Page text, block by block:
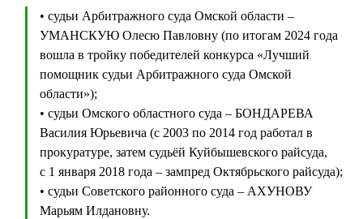
• судьи Арбитражного суда Омской области –
УМАНСКУЮ Олесю Павловну (по итогам 2024 года
вошла в тройку победителей конкурса «Лучший
помощник судьи Арбитражного суда Омской
области»);
• судьи Омского областного суда – БОНДАРЕВА
Василия Юрьевича (с 2003 по 2014 год работал в
прокуратуре, затем судьёй Куйбышевского райсуда,
с 1 января 2018 года – зампред Октябрьского райсуда);
• судьи Советского районного суда – АХУНОВУ
Марьям Илдановну.